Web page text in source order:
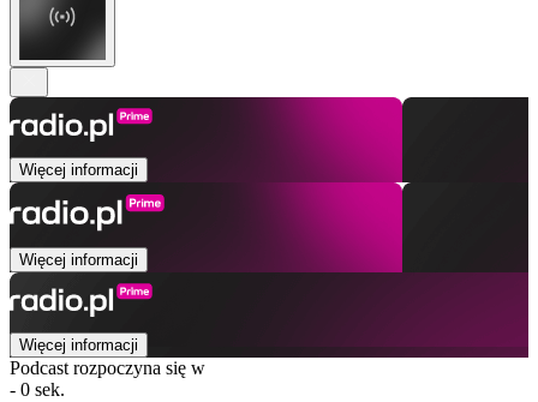
Więcej informacji
Więcej informacji
Więcej informacji
Podcast rozpoczyna się w
- 0 sek.